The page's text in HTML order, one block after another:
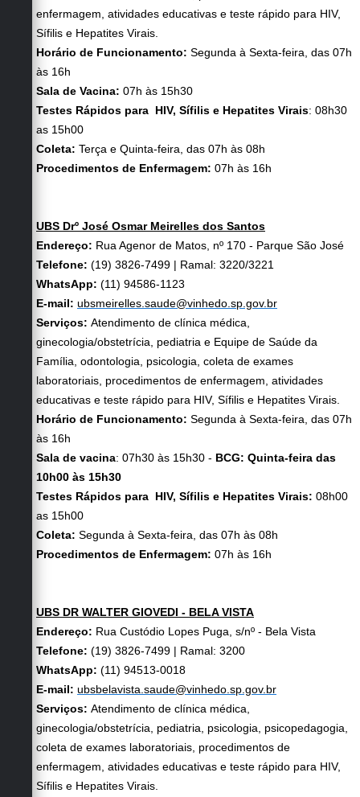
enfermagem, atividades educativas e teste rápido para HIV,
Sífilis e Hepatites Virais.
Horário de Funcionamento: Segunda à Sexta-feira, das 07h
às 16h
Sala de Vacina: 07h às 15h30
Testes Rápidos para HIV, Sífilis e Hepatites Virais: 08h30
as 15h00
Coleta: Terça e Quinta-feira, das 07h às 08h
Procedimentos de Enfermagem: 07h às 16h
UBS Drº José Osmar Meirelles dos Santos
Endereço: Rua Agenor de Matos, nº 170 - Parque São José
Telefone: (19) 3826-7499 | Ramal: 3220/3221
WhatsApp: (11) 94586-1123
E-mail: ubsmeirelles.saude@vinhedo.sp.gov.br
Serviços: Atendimento de clínica médica,
ginecologia/obstetrícia, pediatria e Equipe de Saúde da
Família, odontologia, psicologia, coleta de exames
laboratoriais, procedimentos de enfermagem, atividades
educativas e teste rápido para HIV, Sífilis e Hepatites Virais.
Horário de Funcionamento: Segunda à Sexta-feira, das 07h
às 16h
Sala de vacina: 07h30 às 15h30 - BCG: Quinta-feira das
10h00 às 15h30
Testes Rápidos para HIV, Sífilis e Hepatites Virais: 08h00
as 15h00
Coleta: Segunda à Sexta-feira, das 07h às 08h
Procedimentos de Enfermagem: 07h às 16h
UBS DR WALTER GIOVEDI - BELA VISTA
Endereço: Rua Custódio Lopes Puga, s/nº - Bela Vista
Telefone: (19) 3826-7499 | Ramal: 3200
WhatsApp: (11) 94513-0018
E-mail: ubsbelavista.saude@vinhedo.sp.gov.br
Serviços: Atendimento de clínica médica,
ginecologia/obstetrícia, pediatria, psicologia, psicopedagogia,
coleta de exames laboratoriais, procedimentos de
enfermagem, atividades educativas e teste rápido para HIV,
Sífilis e Hepatites Virais.